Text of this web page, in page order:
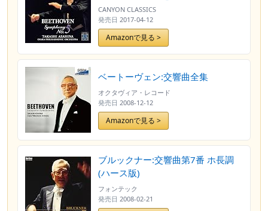
「運命」&リハーサル風景
CANYON CLASSICS
発売日 2017-04-12
Amazonで見る >
ベートーヴェン:交響曲全集
オクタヴィア・レコード
発売日 2008-12-12
Amazonで見る >
ブルックナー:交響曲第7番 ホ長調
(ハース版)
フォンテック
発売日 2008-02-21